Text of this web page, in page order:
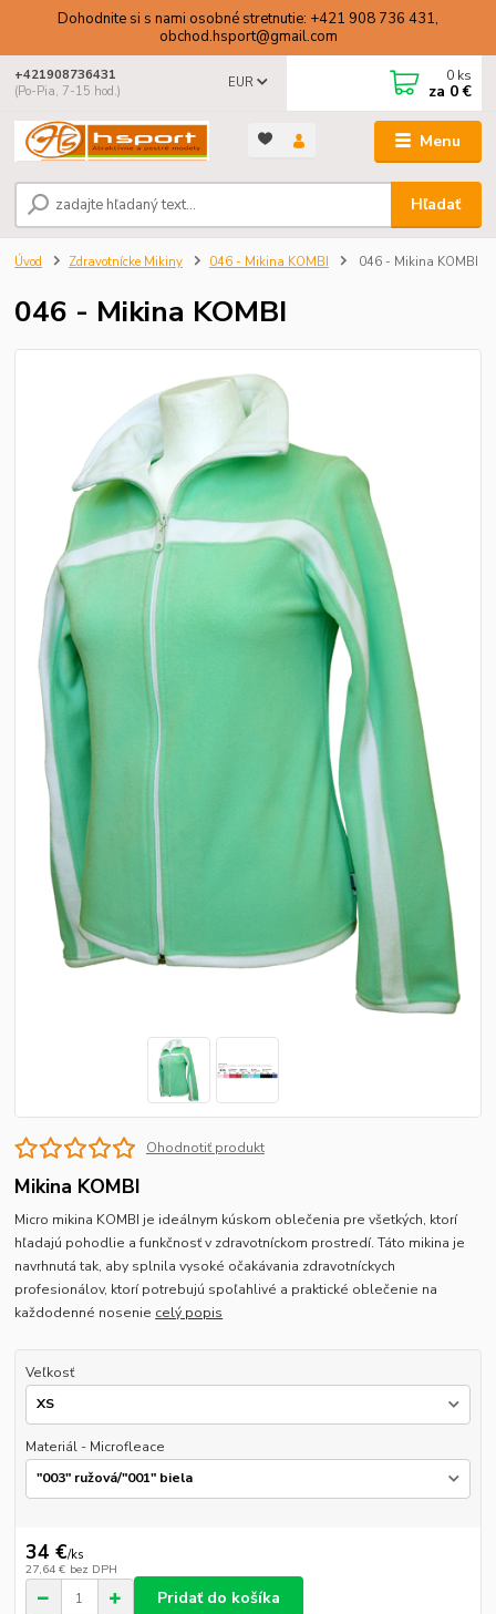
Dohodnite si s nami osobné stretnutie: +421 908 736 431,
obchod.hsport@gmail.com
Menu
EUR
Hľadať
+421908736431
(Po-Pia, 7-15 hod.)
0 ks
za 0 €
Úvod Zdravotnícke Mikiny 046 - Mikina KOMBI 046 - Mikina KOMBI
046 - Mikina KOMBI
Ohodnotiť produkt
Mikina KOMBI
Micro mikina KOMBI je ideálnym kúskom oblečenia pre všetkých, ktorí
hľadajú pohodlie a funkčnosť v zdravotníckom prostredí. Táto mikina je
navrhnutá tak, aby splnila vysoké očakávania zdravotníckych
profesionálov, ktorí potrebujú spoľahlivé a praktické oblečenie na
každodenné nosenie celý popis
Veľkosť
Materiál - Microfleace
34 €/ks
27,64 € bez DPH
Pridať do košíka